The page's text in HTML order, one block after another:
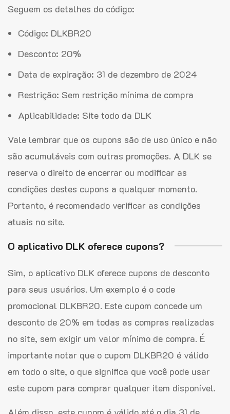
Seguem os detalhes do código:
Código: DLKBR20
Desconto: 20%
Data de expiração: 31 de dezembro de 2024
Restrição: Sem restrição mínima de compra
Aplicabilidade: Site todo da DLK
Vale lembrar que os cupons são de uso único e não
são acumuláveis com outras promoções. A DLK se
reserva o direito de encerrar ou modificar as
condições destes cupons a qualquer momento.
Portanto, é recomendado verificar as condições
atuais no site.
O aplicativo DLK oferece cupons?
Sim, o aplicativo DLK oferece cupons de desconto
para seus usuários. Um exemplo é o code
promocional DLKBR20. Este cupom concede um
desconto de 20% em todas as compras realizadas
no site, sem exigir um valor mínimo de compra. É
importante notar que o cupom DLKBR20 é válido
em todo o site, o que significa que você pode usar
este cupom para comprar qualquer item disponível.